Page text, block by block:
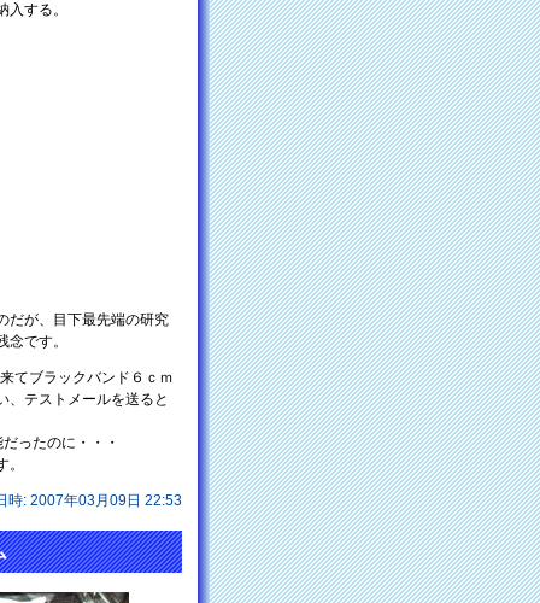
する。
だが、目下最先端の研究
です。
てブラックバンド６ｃｍ
、テストメールを送ると
ったのに・・・
時: 2007年03月09日 22:53